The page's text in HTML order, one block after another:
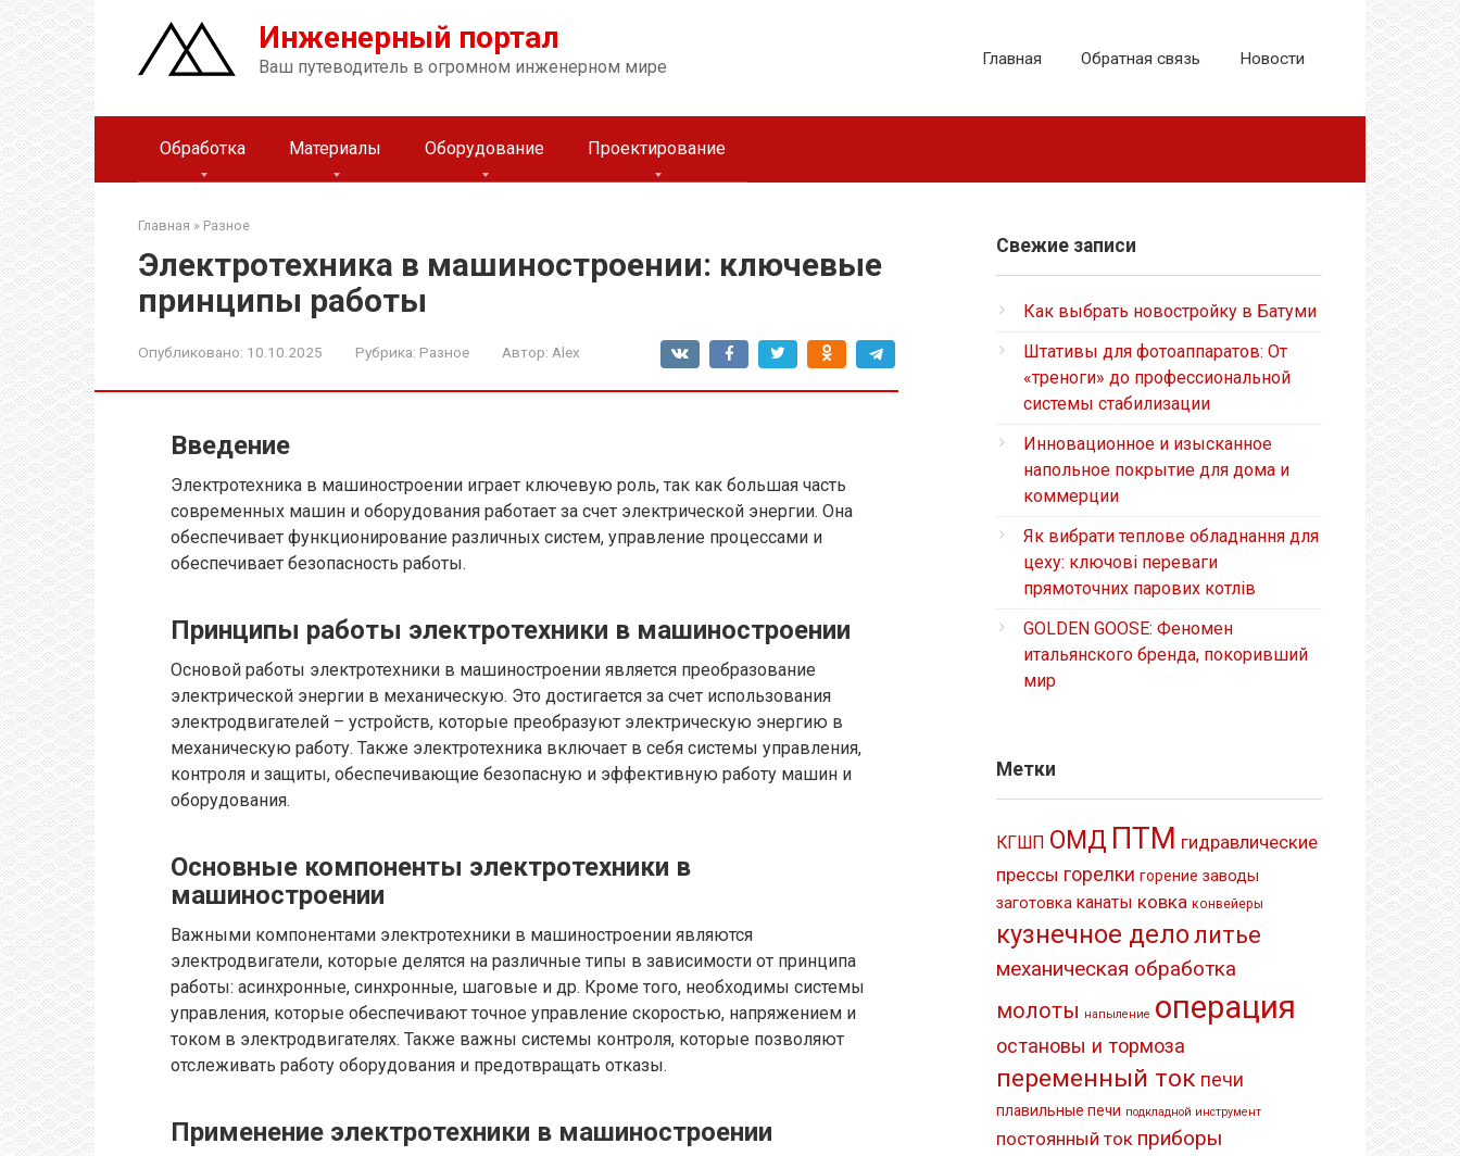
Перейти
к
контенту
Инженерный портал
Ваш путеводитель в огромном инженерном мире Главная Обратная связь Новости
Обработка Материалы Оборудование Проектирование
Главная » Разное
Электротехника в машиностроении: ключевые
принципы работы
Опубликовано: 10.10.2025 Рубрика: Разное Автор: Alex
Введение
Электротехника в машиностроении играет ключевую роль, так как большая часть
современных машин и оборудования работает за счет электрической энергии. Она
обеспечивает функционирование различных систем, управление процессами и
обеспечивает безопасность работы.
Принципы работы электротехники в машиностроении
Основой работы электротехники в машиностроении является преобразование
электрической энергии в механическую. Это достигается за счет использования
электродвигателей – устройств, которые преобразуют электрическую энергию в
механическую работу. Также электротехника включает в себя системы управления,
контроля и защиты, обеспечивающие безопасную и эффективную работу машин и
оборудования.
Основные компоненты электротехники в
машиностроении
Важными компонентами электротехники в машиностроении являются
электродвигатели, которые делятся на различные типы в зависимости от принципа
работы: асинхронные, синхронные, шаговые и др. Кроме того, необходимы системы
управления, которые обеспечивают точное управление скоростью, напряжением и
током в электродвигателях. Также важны системы контроля, которые позволяют
отслеживать работу оборудования и предотвращать отказы.
Применение электротехники в машиностроении
Свежие записи
Как выбрать новостройку в Батуми
Штативы для фотоаппаратов: От
«треноги» до профессиональной
системы стабилизации
Инновационное и изысканное
напольное покрытие для дома и
коммерции
Як вибрати теплове обладнання для
цеху: ключові переваги
прямоточних парових котлів
GOLDEN GOOSE: Феномен
итальянского бренда, покоривший
мир
Метки
КГШП ОМД ПТМ гидравлические
прессы горелки горение заводы
заготовка канаты ковка конвейеры
кузнечное делолитье
механическая обработка
молоты напыление операция
остановы и тормоза
переменный ток печи
плавильные печи подкладной инструмент
постоянный ток приборы